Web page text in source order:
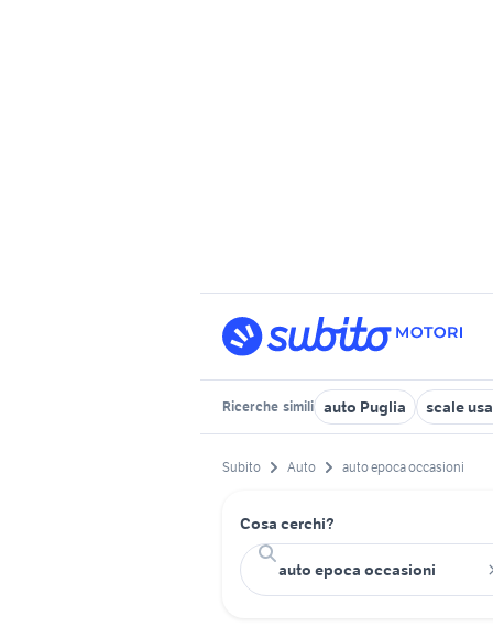
Ricerche simili auto Puglia scale
Subito Auto auto epoca occasioni
Cosa cerchi?